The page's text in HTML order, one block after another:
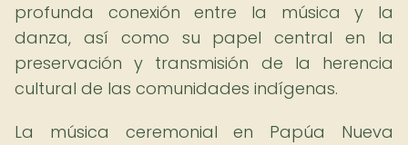
profunda conexión entre la música y la
danza, así como su papel central en la
preservación y transmisión de la herencia
cultural de las comunidades indígenas.
La música ceremonial en Papúa Nueva